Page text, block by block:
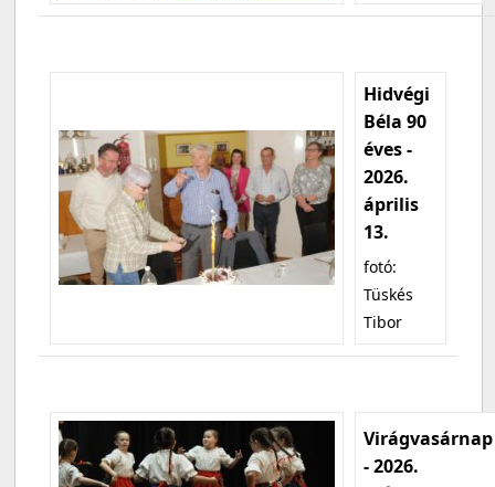
Hidvégi
Béla 90
éves -
2026.
április
13.
fotó:
Tüskés
Tibor
Virágvasárnap
- 2026.